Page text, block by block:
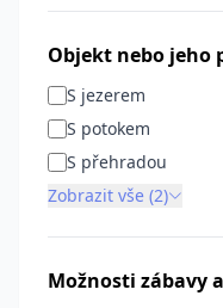
Objekt nebo jeho
S jezerem
S potokem
S přehradou
Zobrazit vše (2)
Možnosti zábavy